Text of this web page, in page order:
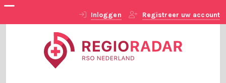
Inloggen Registreer uw account